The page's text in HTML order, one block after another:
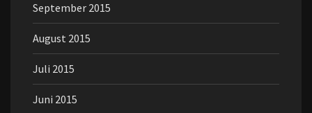
September 2015
August 2015
Juli 2015
Juni 2015